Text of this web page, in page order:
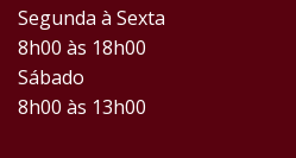
Segunda à Sexta
8h00 às 18h00
Sábado
8h00 às 13h00